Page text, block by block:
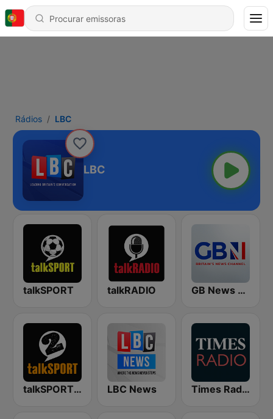
Rádios LBC
LBC
talkSPORT talkRADIO GB News Radio
talkSPORT 2 LBC News Times Radio